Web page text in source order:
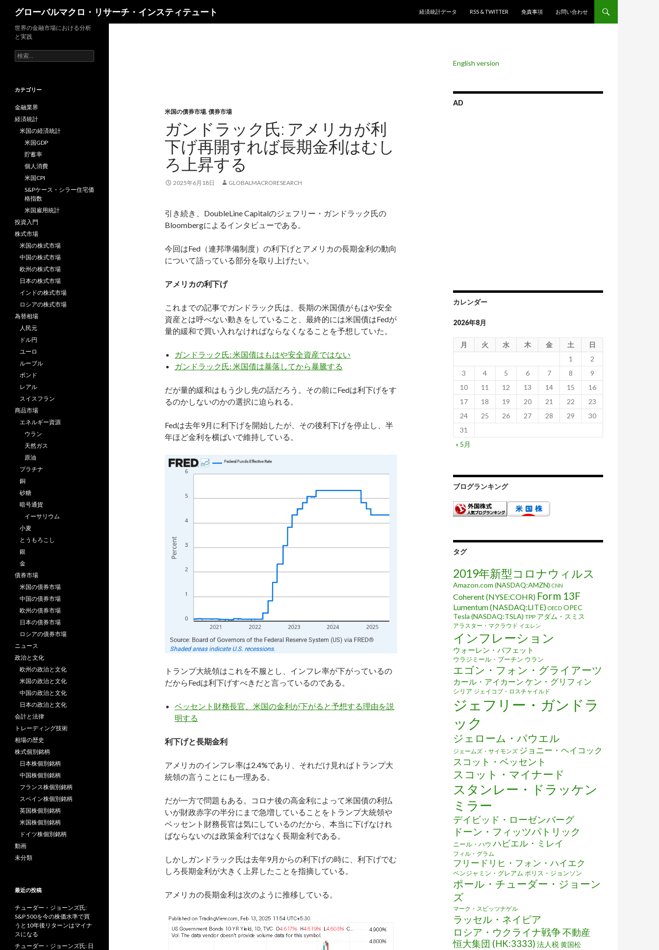
グローバルマクロ・リサーチ・インスティテュート
経済統計データ
RSS & TWITTER 免責事項 お問い合わせ
米国の債券市場, 債券市場
ガンドラック氏: アメリカが利
下げ再開すれば長期金利はむし
ろ上昇する
2025年6月18日 GLOBALMACRORESEARCH
引き続き、DoubleLine Capitalのジェフリー・ガンドラック氏の
Bloombergによるインタビューである。
今回はFed（連邦準備制度）の利下げとアメリカの長期金利の動向
について語っている部分を取り上げたい。
アメリカの利下げ
これまでの記事でガンドラック氏は、長期の米国債がもはや安全
資産とは呼べない動きをしていること、最終的には米国債はFedが
量的緩和で買い入れなければならなくなることを予想していた。
ガンドラック氏: 米国債はもはや安全資産ではない
ガンドラック氏: 米国債は暴落してから暴騰する
だが量的緩和はもう少し先の話だろう。その前にFedは利下げをす
るのかしないのかの選択に迫られる。
Fedは去年9月に利下げを開始したが、その後利下げを停止し、半
年ほど金利を横ばいで維持している。
トランプ大統領はこれを不服とし、インフレ率が下がっているの
だからFedは利下げすべきだと言っているのである。
ベッセント財務長官、米国の金利が下がると予想する理由を説
明する
利下げと長期金利
アメリカのインフレ率は2.4%であり、それだけ見ればトランプ大
統領の言うことにも一理ある。
だが一方で問題もある。コロナ後の高金利によって米国債の利払
いが財政赤字の半分にまで急増していることをトランプ大統領や
ベッセント財務長官は気にしているのだから、本当に下げなけれ
ばならないのは政策金利ではなく長期金利である。
しかしガンドラック氏は去年9月からの利下げの時に、利下げでむ
しろ長期金利が大きく上昇したことを指摘している。
アメリカの長期金利は次のように推移している。
English version
AD
カレンダー
2026年8月
月 火 水 木 金 土
日
1
2
3
4 5 6 7 8
9
10
11 12 13 14 15
16
17
18 19 20 21 22
23
24
25 26 27 28 29
30
31
« 5月
ブログランキング
タグ
2019年新型コロナウィルス
Amazon.com (NASDAQ:AMZN) CNN
Coherent (NYSE:COHR) Form 13F
Lumentum (NASDAQ:LITE) OECD OPEC
Tesla (NASDAQ:TSLA) TPP アダム・スミス
アラスター・マクラウド イエレン
インフレーション
ウォーレン・バフェット
ウラジミール・プーチン ウラン
エゴン・フォン・グライアーツ
カール・アイカーン ケン・グリフィン
シリア ジェイコブ・ロスチャイルド
ジェフリー・ガンドラ
ック
ジェローム・パウエル
ジェームズ・サイモンズ ジョニー・ヘイコック
スコット・ベッセント
スコット・マイナード
スタンレー・ドラッケン
ミラー
デイビッド・ローゼンバーグ
ドーン・フィッツパトリック
ニール・ハウ ハビエル・ミレイ
フィル・グラム
フリードリヒ・フォン・ハイエク
ベンジャミン・グレアム ボリス・ジョンソン
ポール・チューダー・ジョーン
ズ
マーク・スピッツナゲル
ラッセル・ネイピア
ロシア・ウクライナ戦争不動産
恒大集団 (HK:3333) 法人税黄国松
世界の金融市場における分析
と実践
検
索:
カテゴリー
金融業界
経済統計
米国の経済統計
米国GDP
貯蓄率
個人消費
米国CPI
S&Pケース・シラー住宅価
格指数
米国雇用統計
投資入門
株式市場
米国の株式市場
中国の株式市場
欧州の株式市場
日本の株式市場
インドの株式市場
ロシアの株式市場
為替相場
人民元
ドル円
ユーロ
ルーブル
ポンド
レアル
スイスフラン
商品市場
エネルギー資源
ウラン
天然ガス
原油
プラチナ
銅
砂糖
暗号通貨
イーサリウム
小麦
とうもろこし
銀
金
債券市場
米国の債券市場
中国の債券市場
欧州の債券市場
日本の債券市場
ロシアの債券市場
ニュース
政治と文化
欧州の政治と文化
米国の政治と文化
中国の政治と文化
日本の政治と文化
会計と法律
トレーディング技術
相場の歴史
株式個別銘柄
日本株個別銘柄
中国株個別銘柄
フランス株個別銘柄
スペイン株個別銘柄
英国株個別銘柄
米国株個別銘柄
ドイツ株個別銘柄
動画
未分類
最近の投稿
チューダー・ジョーンズ氏:
S&P 500を今の株価水準で買
うと10年後リターンはマイナ
スになる
チューダー・ジョーンズ氏: 日